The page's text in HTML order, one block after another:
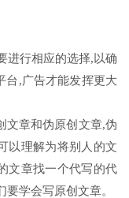
进行相应的选择,以确
台,广告才能发挥更大
文章和伪原创文章,伪
以理解为将别人的文
文章找一个代写的代
学会写原创文章。